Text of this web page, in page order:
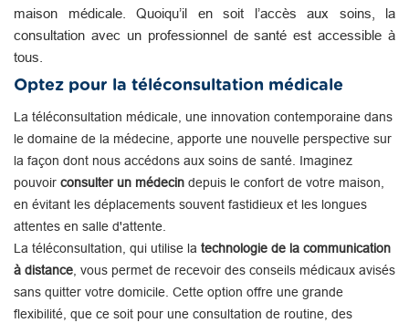
maison médicale. Quoiqu’il en soit l’accès aux soins, la
consultation avec un professionnel de santé est accessible à
tous.
Optez pour la téléconsultation médicale
La téléconsultation médicale, une innovation contemporaine dans
le domaine de la médecine, apporte une nouvelle perspective sur
la façon dont nous accédons aux soins de santé. Imaginez
pouvoir consulter un médecin depuis le confort de votre maison,
en évitant les déplacements souvent fastidieux et les longues
attentes en salle d'attente.
La téléconsultation, qui utilise la technologie de la communication
à distance , vous permet de recevoir des conseils médicaux avisés
sans quitter votre domicile. Cette option offre une grande
flexibilité, que ce soit pour une consultation de routine, des